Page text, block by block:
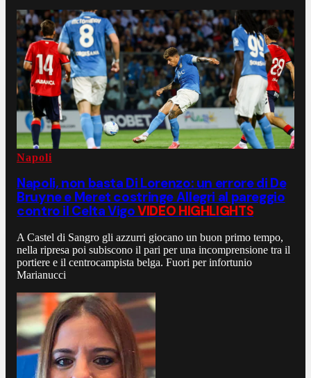
Napoli
Napoli, non basta Di Lorenzo: un errore di De
Bruyne e Meret costringe Allegri al pareggio
contro il Celta VigoVIDEO HIGHLIGHTS
A Castel di Sangro gli azzurri giocano un buon primo tempo,
nella ripresa poi subiscono il pari per una incomprensione tra il
portiere e il centrocampista belga. Fuori per infortunio
Marianucci